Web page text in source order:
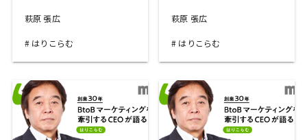
萩原 張広
はりこらむ
萩原 張広
はりこらむ